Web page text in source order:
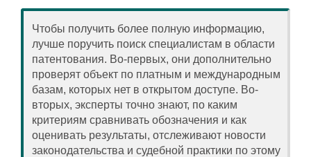
Чтобы получить более полную информацию,
лучше поручить поиск специалистам в области
патентования. Во-первых, они дополнительно
проверят объект по платным и международным
базам, которых нет в открытом доступе. Во-
вторых, эксперты точно знают, по каким
критериям сравнивать обозначения и как
оценивать результаты, отслеживают новости
законодательства и судебной практики по этому